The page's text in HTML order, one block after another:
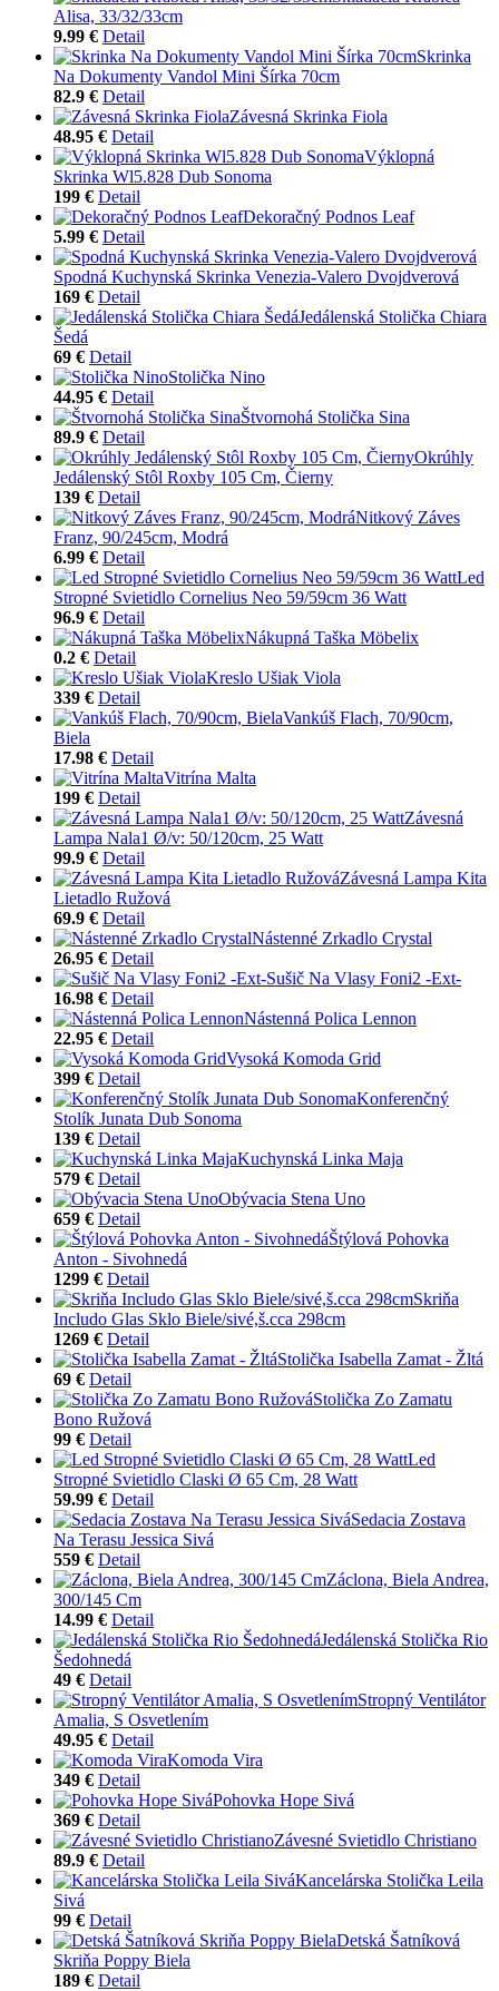
Alisa, 33/32/33cm
9.99 € Detail
Skrinka
Na Dokumenty Vandol Mini Šírka 70cm
82.9 € Detail
Závesná Skrinka Fiola
48.95 € Detail
Výklopná
Skrinka Wl5.828 Dub Sonoma
199 € Detail
Dekoračný Podnos Leaf
5.99 € Detail
Spodná Kuchynská Skrinka Venezia-Valero Dvojdverová
169 € Detail
Jedálenská Stolička Chiara
Šedá
69 € Detail
Stolička Nino
44.95 € Detail
Štvornohá Stolička Sina
89.9 € Detail
Okrúhly
Jedálenský Stôl Roxby 105 Cm, Čierny
139 € Detail
Nitkový Záves
Franz, 90/245cm, Modrá
6.99 € Detail
Led
Stropné Svietidlo Cornelius Neo 59/59cm 36 Watt
96.9 € Detail
Nákupná Taška Möbelix
0.2 € Detail
Kreslo Ušiak Viola
339 € Detail
Vankúš Flach, 70/90cm,
Biela
17.98 € Detail
Vitrína Malta
199 € Detail
Závesná
Lampa Nala1 Ø/v: 50/120cm, 25 Watt
99.9 € Detail
Závesná Lampa Kita
Lietadlo Ružová
69.9 € Detail
Nástenné Zrkadlo Crystal
26.95 € Detail
Sušič Na Vlasy Foni2 -Ext-
16.98 € Detail
Nástenná Polica Lennon
22.95 € Detail
Vysoká Komoda Grid
399 € Detail
Konferenčný
Stolík Junata Dub Sonoma
139 € Detail
Kuchynská Linka Maja
579 € Detail
Obývacia Stena Uno
659 € Detail
Štýlová Pohovka
Anton - Sivohnedá
1299 € Detail
Skriňa
Includo Glas Sklo Biele/sivé,š.cca 298cm
1269 € Detail
Stolička Isabella Zamat - Žltá
69 € Detail
Stolička Zo Zamatu
Bono Ružová
99 € Detail
Led
Stropné Svietidlo Claski Ø 65 Cm, 28 Watt
59.99 € Detail
Sedacia Zostava
Na Terasu Jessica Sivá
559 € Detail
Záclona, Biela Andrea,
300/145 Cm
14.99 € Detail
Jedálenská Stolička Rio
Šedohnedá
49 € Detail
Stropný Ventilátor
Amalia, S Osvetlením
49.95 € Detail
Komoda Vira
349 € Detail
Pohovka Hope Sivá
369 € Detail
Závesné Svietidlo Christiano
89.9 € Detail
Kancelárska Stolička Leila
Sivá
99 € Detail
Detská Šatníková
Skriňa Poppy Biela
189 € Detail